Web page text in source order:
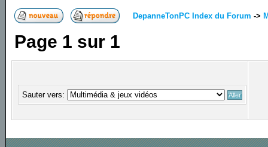
DepanneTonPC Index du Forum ->
Page 1 sur 1
Sauter vers: